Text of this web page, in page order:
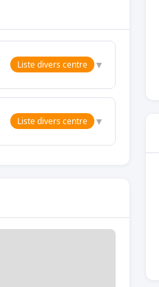
Liste divers centre ▼
Liste divers centre ▼